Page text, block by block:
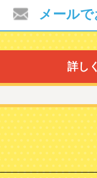
詳し
メール